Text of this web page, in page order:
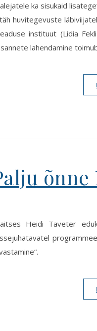
ka sisukaid
huvitegevuste
instituut (Lidia
lahendamine
Heidi Taveter